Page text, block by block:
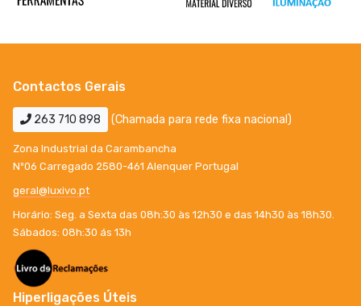
Contactos Gerais
263 710 898 (Chamada para rede fixa nacional)
Zona Industrial da Carambancha
Nº06 Carregado 2580-461 Alenquer Portugal
geral@luxivo.pt
Horário: Seg. a Sexta das 08h:30 às 12h30 e das 14h30 às 18h30.
Sábados: 08h:30 ás 13h
Hiperligações Úteis